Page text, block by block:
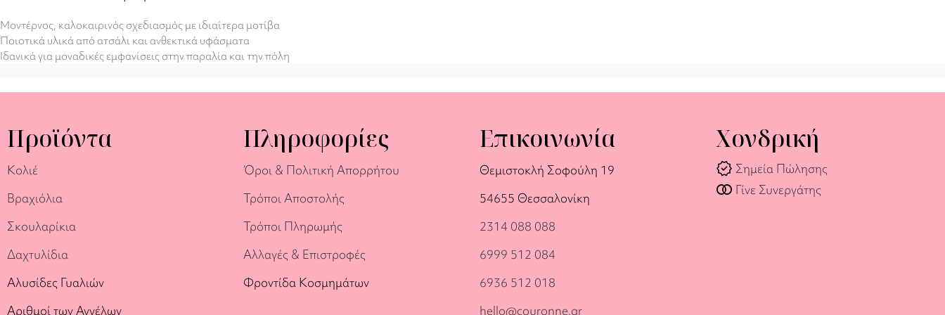
Μοντέρνος, καλοκαιρινός σχεδιασμός με ιδιαίτερα μοτίβα
Ποιοτικά υλικά από ατσάλι και ανθεκτικά υφάσματα
Ιδανικά για μοναδικές εμφανίσεις στην παραλία και την πόλη
Προϊόντα
Κολιέ
Βραχιόλια
Σκουλαρίκια
Δαχτυλίδια
Αλυσίδες Γυαλιών
Αριθμοί των Αγγέλων
Πληροφορίες
Όροι & Πολιτική Απορρήτου
Τρόποι Αποστολής
Τρόποι Πληρωμής
Αλλαγές & Επιστροφές
Φροντίδα Κοσμημάτων
Επικοινωνία
Θεμιστοκλή Σοφούλη 19
54655 Θεσσαλονίκη
2314 088 088
6999 512 084
6936 512 018
hello@couronne.gr
Χονδρική
verified Σημεία Πώλησης
join_full Γίνε Συνεργάτης